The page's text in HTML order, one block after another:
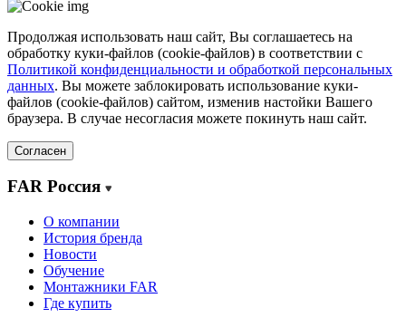
Продолжая использовать наш сайт, Вы соглашаетесь на
обработку куки-файлов (cookie-файлов) в соответствии с
Политикой конфиденциальности и обработкой персональных
данных. Вы можете заблокировать использование куки-
файлов (cookie-файлов) сайтом, изменив настойки Вашего
браузера. В случае несогласия можете покинуть наш сайт.
Согласен
FAR Россия
О компании
История бренда
Новости
Обучение
Монтажники FAR
Где купить